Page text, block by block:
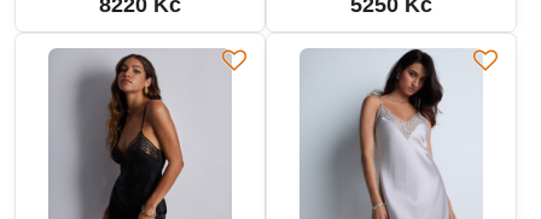
04)
-
Velikost:
04)
-
Velikost:
8220 Kč
04)
Velikost:
04)
Velikost:
04)
-
Velikost:
5250 Kč